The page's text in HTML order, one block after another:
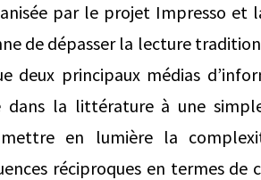
par le projet Impresso et
de dépasser la lecture
deux principaux médias
dans la littérature à une
en lumière la
réciproques en termes